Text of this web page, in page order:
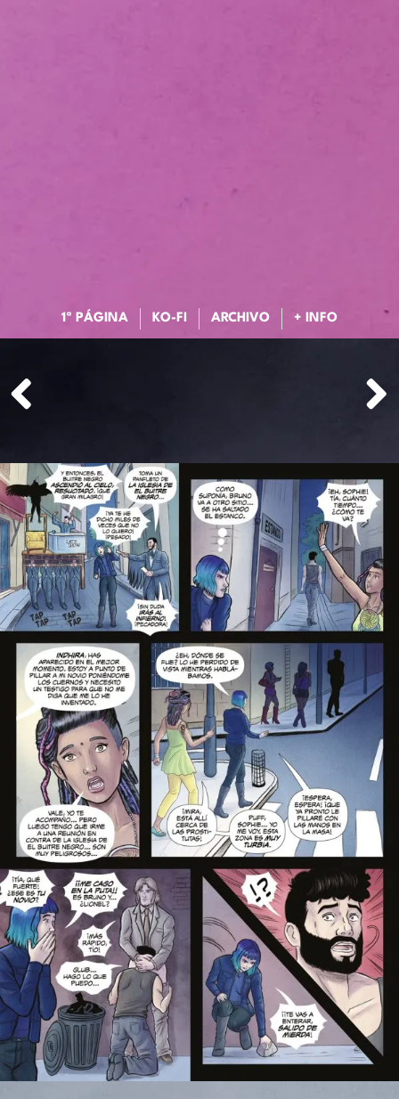
1ª PÁGINA KO-FI ARCHIVO + INFO